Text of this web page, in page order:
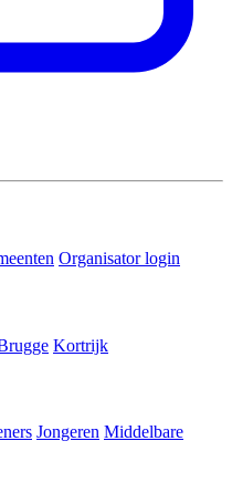
Organisator login
Kortrijk
Jongeren Middelbare